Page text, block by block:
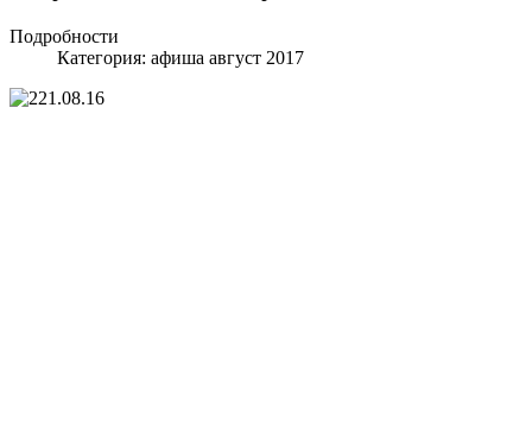
Подробности
Категория: афиша август 2017